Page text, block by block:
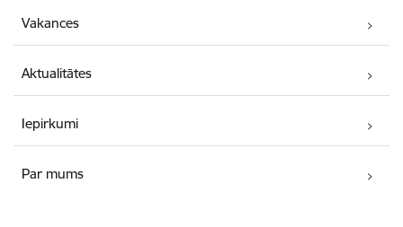
Vakances
Aktualitātes
Iepirkumi
Par mums